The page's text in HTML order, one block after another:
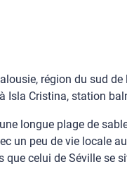
région du sud
Cristina, station
longue plage de
un peu de vie locale
que celui de Séville se